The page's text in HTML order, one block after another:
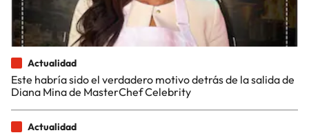
Actualidad
Este habría sido el verdadero motivo detrás de la salida de
Diana Mina de MasterChef Celebrity
Actualidad